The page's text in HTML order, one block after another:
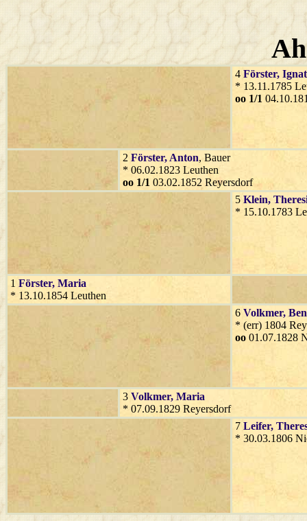
4 Förster,
* 13.11.1785
oo 1/1
2 Förster, Anton, Bauer
* 06.02.1823 Leuthen
oo 1/1 03.02.1852 Reyersdorf
5 Klein,
* 15.10.1783
1 Förster, Maria
* 13.10.1854 Leuthen
6 Volkmer,
* (err) 1804
oo 01.07.1828
3 Volkmer, Maria
* 07.09.1829 Reyersdorf
7 Leifer,
* 30.03.1806